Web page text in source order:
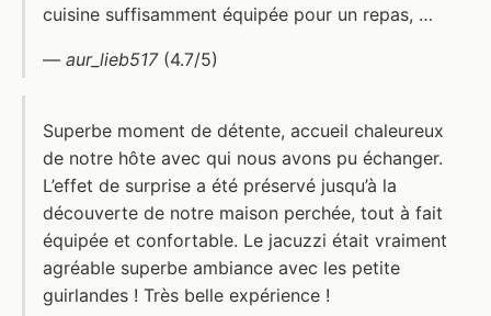
cuisine suffisamment équipée pour un repas, …
— aur_lieb517(4.7/5)
Superbe moment de détente, accueil chaleureux
de notre hôte avec qui nous avons pu échanger.
L’effet de surprise a été préservé jusqu’à la
découverte de notre maison perchée, tout à fait
équipée et confortable. Le jacuzzi était vraiment
agréable superbe ambiance avec les petite
guirlandes ! Très belle expérience !